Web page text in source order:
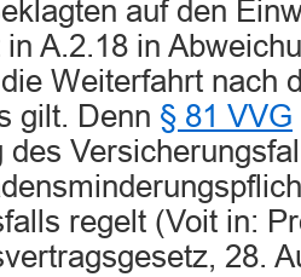
auf den
in A.2.18 in
Weiterfahrt nach
gilt. Denn § 81 VVG
des
regelt (Voit in:
28.